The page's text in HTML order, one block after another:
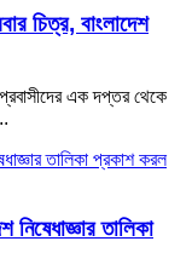
চিত্র, বাংলাদেশ
এক দপ্তর থেকে
তালিকা